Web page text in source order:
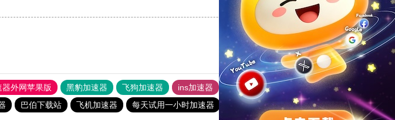
支持[0] 反对[0]
外网苹果版 黑豹加速器 飞狗加速器 ins加速器 telegeram苹果加速器
毕竟乐民下载站
巴伯下载站 飞机加速器 每天试用一小时加速器 黑洞加速官网
快橙加速器